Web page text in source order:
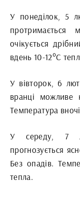
У понеділок, 5
протримається
очікується
вдень 10-12°С
У вівторок, 6
вранці можливе
Температура
У середу, 7
прогнозується
Без опадів.
тепла.